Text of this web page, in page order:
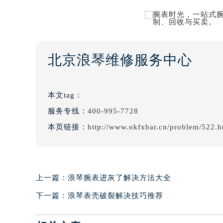
北京浪琴维修服务中心
本文tag：
服务专线： 400-995-7728
本页链接： http://www.okfxbar.cn/problem/
上一篇： 浪琴腕表进灰了解决方法大全
下一篇： 浪琴表壳破裂解决技巧推荐